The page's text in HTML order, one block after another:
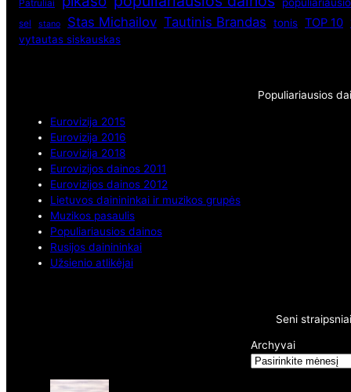
Patruliai
sel stano Stas Michailov Tautinis Brandas tonis TOP 10
vytautas siskauskas
Populiariausios
Eurovizija 2015
Eurovizija 2016
Eurovizija 2018
Eurovizijos dainos 2011
Eurovizijos dainos 2012
Lietuvos dainininkai ir muzikos grupės
Muzikos pasaulis
Populiariausios dainos
Rusijos dainininkai
Užsienio atlikėjai
Seni straipsniai
Archyvai